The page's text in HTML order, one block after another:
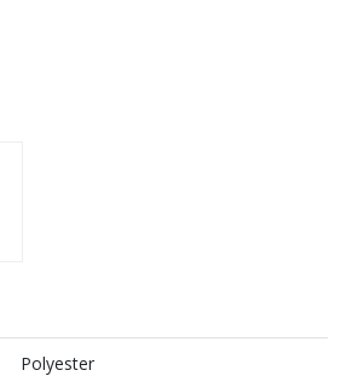
Polyester